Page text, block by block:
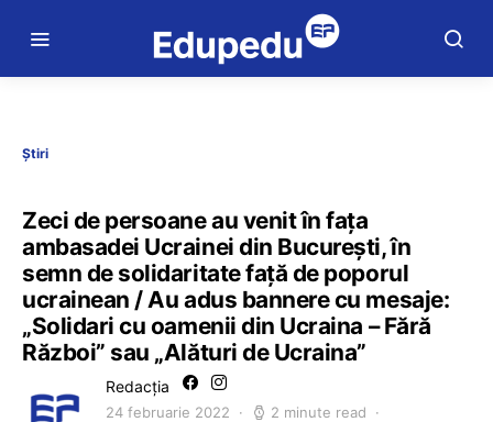
Știri
Zeci de persoane au venit în fața
ambasadei Ucrainei din București, în
semn de solidaritate față de poporul
ucrainean / Au adus bannere cu mesaje:
„Solidari cu oamenii din Ucraina – Fără
Război” sau „Alături de Ucraina”
Redacția
24 februarie 2022 2 minute read